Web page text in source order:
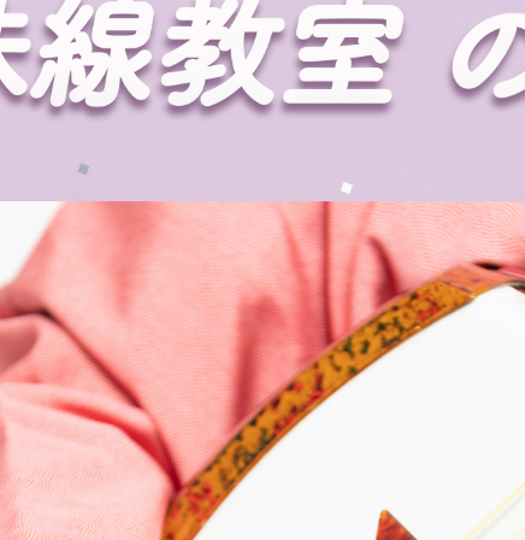
津軽三味線教室があります